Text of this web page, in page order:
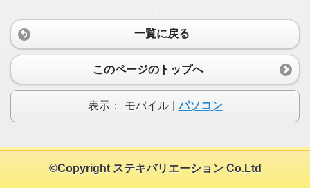
一覧に戻る
このページのトップへ
表示： モバイル パソコン
©Copyright ステキバリエーション Co.Ltd